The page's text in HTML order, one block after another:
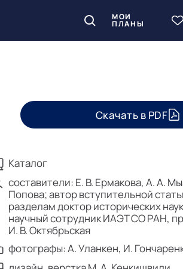
МОИ
ПЛАНЫ
Скачать в PDF
Каталог
составители: Е. В. Ермакова, А. А.
Попова; автор вступительной
разделам доктор исторических
научный сотрудник ИАЭТ СО РАН,
И. В. Октябрьская
фотографы: А. Уланкен, И.